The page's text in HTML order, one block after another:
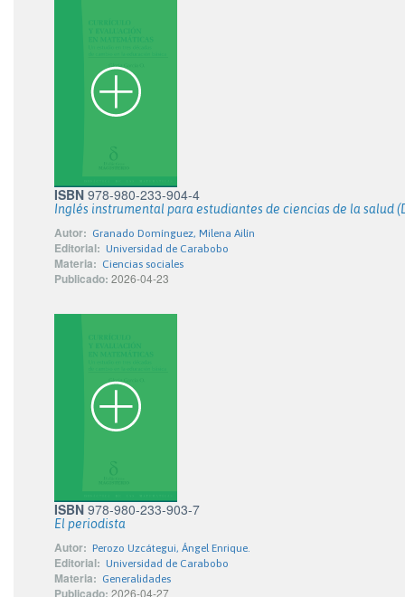
ISBN 978-980-233-904-4
Inglés instrumental para estudiantes de ciencias de la salud
Autor: Granado Domínguez, Milena Ailín
Editorial: Universidad de Carabobo
Materia: Ciencias sociales
Publicado: 2026-04-23
ISBN 978-980-233-903-7
El periodista
Autor: Perozo Uzcátegui, Ángel Enrique.
Editorial: Universidad de Carabobo
Materia: Generalidades
Publicado: 2026-04-27